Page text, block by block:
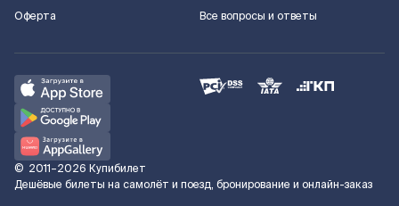
Оферта
Все вопросы и ответы
© 2011–2026 Купибилет
Дешёвые билеты на самолёт и поезд, бронирование и онлайн-заказ